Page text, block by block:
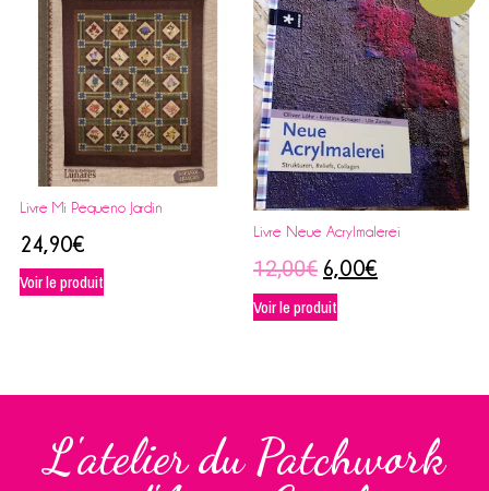
Livre Mi Pequeno Jardin
24,90€
Voir le produit
Livre Neue Acrylmalerei
12,00€ 6,00€
Voir le produit
L'atelier du Patchwork